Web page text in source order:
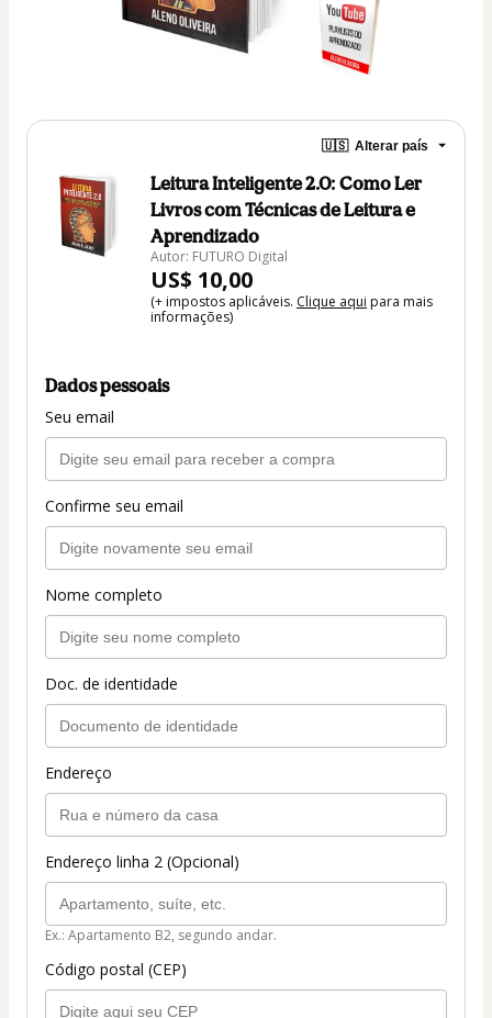
🇺🇸 Alterar país
Leitura Inteligente 2.0: Como Ler
Livros com Técnicas de Leitura e
Aprendizado
Autor: FUTURO Digital
US$ 10,00
(+ impostos aplicáveis. Clique aqui para mais
informações)
Dados pessoais
Seu email
Confirme seu email
Nome completo
Doc. de identidade
Endereço
Endereço linha 2 (Opcional)
Ex.: Apartamento B2, segundo andar.
Código postal (CEP)